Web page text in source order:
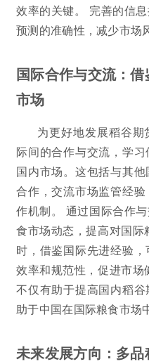
效率的关键。 完善的信
预测的准确性，减少市场
国际合作与交流：
市场
为更好地发展稻谷
际间的合作与交流，学
国内市场。这包括与其
合作，交流市场监管经
作机制。 通过国际合作
食市场动态，提高对国
时，借鉴国际先进经验
效率和规范性，促进市场
不仅有助于提高国内稻
助于中国在国际粮食市场
未来发展方向：多